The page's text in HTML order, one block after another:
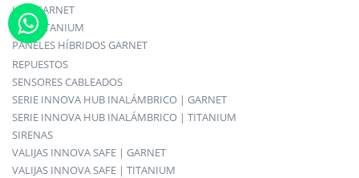
KITS GARNET
KITS TITANIUM
PANELES HÍBRIDOS GARNET
REPUESTOS
SENSORES CABLEADOS
SERIE INNOVA HUB INALÁMBRICO | GARNET
SERIE INNOVA HUB INALÁMBRICO | TITANIUM
SIRENAS
VALIJAS INNOVA SAFE | GARNET
VALIJAS INNOVA SAFE | TITANIUM